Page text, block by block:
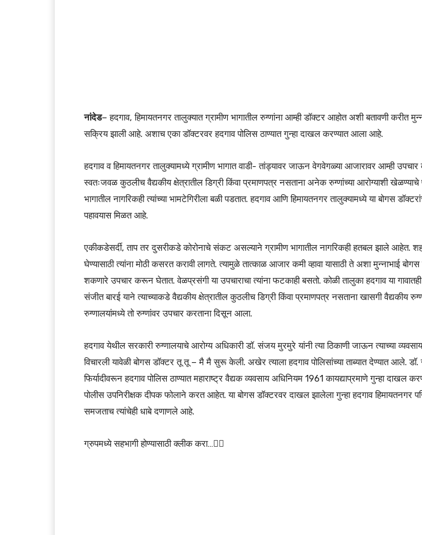
नांदेड– हदगाव, हिमायतनगर तालुक्यात ग्रामीण भागातील रुग्णांना आम्ही डॉक्टर आहोत अशी बतावणी करीत
सक्रिय झाली आहे. अशाच एका डॉक्टरवर हदगाव पोलिस ठाण्यात गुन्हा दाखल करण्यात आला आहे.
हदगाव व हिमायतनगर तालुक्यामध्ये ग्रामीण भागात वाडी- तांड्यावर जाऊन वेगवेगळ्या आजारावर आम्ही
स्वतःजवळ कुठलीच वैद्यकीय क्षेत्रातील डिग्री किंवा प्रमाणपत्र नसताना अनेक रुग्णांच्या आरोग्याशी
भागातील नागरिकही त्यांच्या भामटेगिरीला बळी पडतात. हदगाव आणि हिमायतनगर तालुक्यामध्ये या बोगस
पहावयास मिळत आहे.
एकीकडेसर्दी, ताप तर दुसरीकडे कोरोनाचे संकट असल्याने ग्रामीण भागातील नागरिकही हतबल झाले आहेत.
घेण्यासाठी त्यांना मोठी कसरत करावी लागते. त्यामुळे तात्काळ आजार कमी व्हावा यासाठी ते अशा मुन्नाभाई
शकणारे उपचार करून घेतात. वेळप्रसंगी या उपचाराचा त्यांना फटकाही बसतो. कोळी तालुका हदगाव या
संजीत बारई याने त्याच्याकडे वैद्यकीय क्षेत्रातील कुठलीच डिग्री किंवा प्रमाणपत्र नसताना खासगी वैद्यकीय
रुग्णालयांमध्ये तो रुग्णांवर उपचार करताना दिसून आला.
हदगाव येथील सरकारी रुग्णालयाचे आरोग्य अधिकारी डॉ. संजय मुरमुरे यांनी त्या ठिकाणी जाऊन त्याच्या
विचारली यावेळी बोगस डॉक्टर तू तू – मै मै सुरू केली. अखेर त्याला हदगाव पोलिसांच्या ताब्यात देण्यात आले.
फिर्यादीवरून हदगाव पोलिस ठाण्यात महाराष्ट्र वैद्यक व्यवसाय अधिनियम 1961 कायद्याप्रमाणे गुन्हा दाखल
पोलीस उपनिरीक्षक दीपक फोलाने करत आहेत. या बोगस डॉक्टरवर दाखल झालेला गुन्हा हदगाव हिमायतनगर
समजताच त्यांचेही धाबे दणाणले आहे.
ग्रुपमध्ये सहभागी होण्यासाठी क्लीक करा…👆🏻